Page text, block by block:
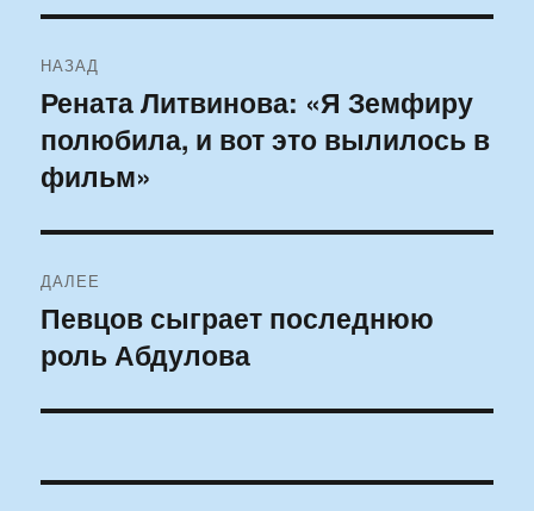
по
записям
НАЗАД
Предыдущая
запись:
Рената Литвинова: «Я Земфиру
полюбила, и вот это вылилось в
фильм»
ДАЛЕЕ
Следующая
запись:
Певцов сыграет последнюю
роль Абдулова